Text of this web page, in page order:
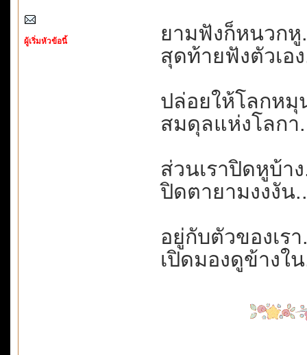
ผู้เริ่มหัวข้อนี้
ยามฟังก็หนวกหู
สุดท้ายฟังตัวเอ
ปล่อยให้โลกหมุ
สมดุลแห่งโลกา
ส่วนเราปิดหูบ้า
ปิดตายามงงงัน
อยู่กับตัวของเร
เปิดมองดูข้างใ